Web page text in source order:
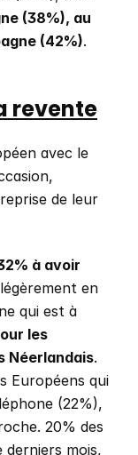
(38%), au
(42%).
revente
avec le
de leur
à avoir
en
qui est à
les
Néerlandais.
Européens qui
(22%),
20% des
derniers mois,